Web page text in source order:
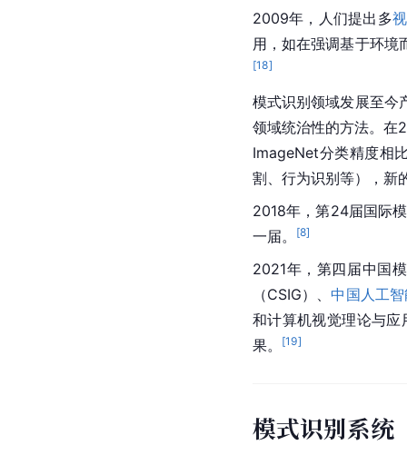
2009年，人们提出多
用，如在强调基于环境
[18]
模式识别领域发展至今
领域统治性的方法。在
ImageNet分类精度相
割、行为识别等），新
2018年，第24届国际
一届。
[8]
2021年，第四届中国
（CSIG）、中国人工
和计算机视觉理论与
果。
[19]
模式识别系统